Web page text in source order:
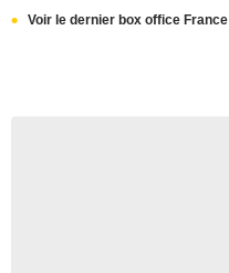
Voir le dernier box office France